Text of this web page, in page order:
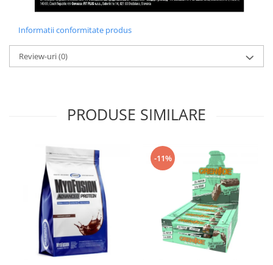
Informatii conformitate produs
Review-uri(0)
PRODUSE SIMILARE
-11%